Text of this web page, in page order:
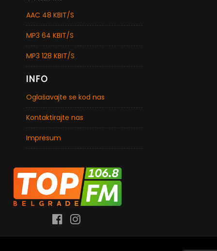
AAC 48 KBIT/S
MP3 64 KBIT/S
MP3 128 KBIT/S
INFO
Oglašavajte se kod nas
Kontaktirajte nas
Impresum